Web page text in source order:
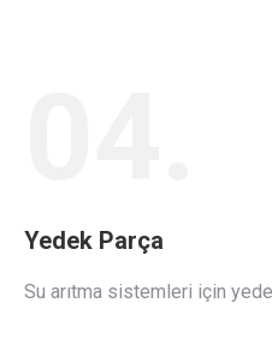
Yedek Parça
Su arıtma sistemleri için